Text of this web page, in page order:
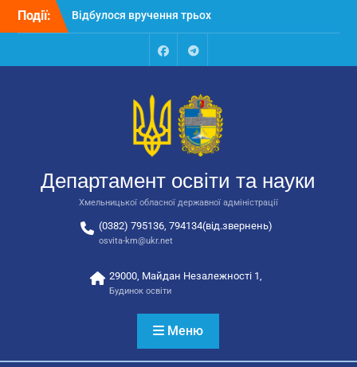
Перейти
Події:
автобусів для потреб
Відбулося засідання
державної адміністрації
Відбулась обласна
відповідальних за
національно-патріотичне
виховання
FacebookTalegram
Департамент освіти та науки
Хмельницької обласної державної адміністрації
(0382) 795136, 794134(від.звернень)
osvita-km@ukr.net
29000, Майдан Незалежності 1,
Будинок освіти
Меню